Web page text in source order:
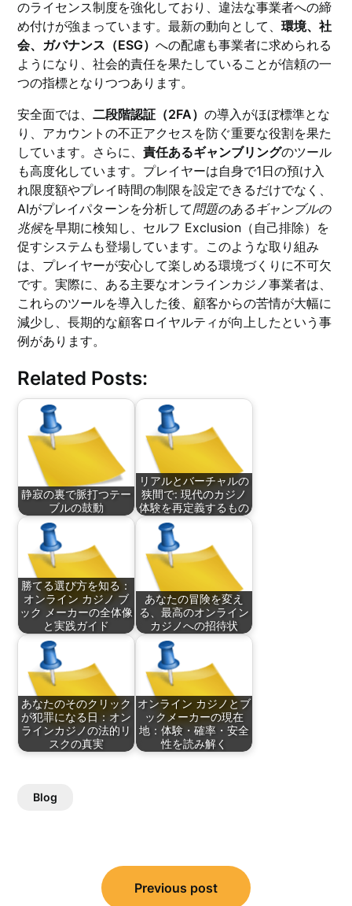
のライセンス制度を強化しており、違法な事業者への締
め付けが強まっています。最新の動向として、環境、社
会、ガバナンス（ESG）への配慮も事業者に求められる
ようになり、社会的責任を果たしていることが信頼の一
つの指標となりつつあります。
安全面では、二段階認証（2FA）の導入がほぼ標準とな
り、アカウントの不正アクセスを防ぐ重要な役割を果た
しています。さらに、責任あるギャンブリングのツール
も高度化しています。プレイヤーは自身で1日の預け入
れ限度額やプレイ時間の制限を設定できるだけでなく、
AIがプレイパターンを分析して問題のあるギャンブルの
兆候を早期に検知し、セルフ Exclusion（自己排除）を
促すシステムも登場しています。このような取り組み
は、プレイヤーが安心して楽しめる環境づくりに不可欠
です。実際に、ある主要なオンラインカジノ事業者は、
これらのツールを導入した後、顧客からの苦情が大幅に
減少し、長期的な顧客ロイヤルティが向上したという事
例があります。
Related Posts:
静寂の裏で脈打つテー
ブルの鼓動
リアルとバーチャルの
狭間で: 現代のカジノ
体験を再定義するもの
勝てる選び方を知る：
オンライン カジノ ブ
ック メーカーの全体像
と実践ガイド
あなたの冒険を変え
る、最高のオンライン
カジノへの招待状
あなたのそのクリック
が犯罪になる日：オン
ラインカジノの法的リ
スクの真実
オンライン カジノとブ
ックメーカーの現在
地：体験・確率・安全
性を読み解く
Blog
navigation
Previous post